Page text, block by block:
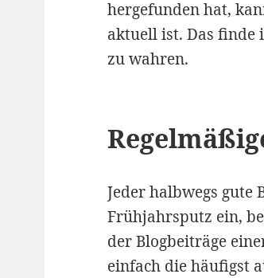
hergefunden hat,
aktuell ist. Das finde
zu wahren.
Jeder halbwegs gute
Frühjahrsputz ein,
der Blogbeiträge
einfach die häufigst